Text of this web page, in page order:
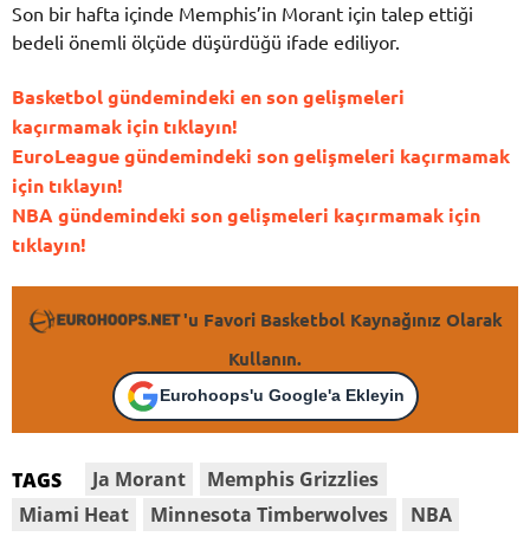
Son bir hafta içinde Memphis’in Morant için talep ettiği
bedeli önemli ölçüde düşürdüğü ifade ediliyor.
Basketbol gündemindeki en son gelişmeleri
kaçırmamak için tıklayın!
EuroLeague gündemindeki son gelişmeleri kaçırmamak
için tıklayın!
NBA gündemindeki son gelişmeleri kaçırmamak için
tıklayın!
'u Favori Basketbol Kaynağınız Olarak
Kullanın.
Eurohoops'u Google'a Ekleyin
TAGS Ja Morant
Memphis Grizzlies
Miami Heat
Minnesota Timberwolves NBA